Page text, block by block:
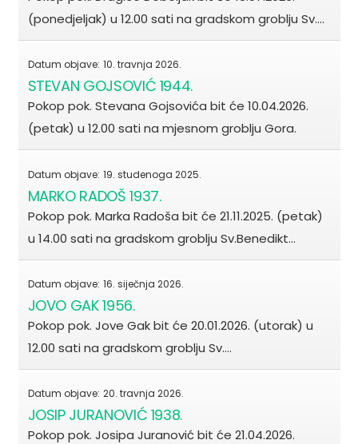
(ponedjeljak) u 12.00 sati na gradskom groblju Sv.…
Datum objave: 10. travnja 2026.
STEVAN GOJSOVIĆ 1944.
Pokop pok. Stevana Gojsovića bit će 10.04.2026.
(petak) u 12.00 sati na mjesnom groblju Gora.
Datum objave: 19. studenoga 2025.
MARKO RADOŠ 1937.
Pokop pok. Marka Radoša bit će 21.11.2025. (petak)
u 14.00 sati na gradskom groblju Sv.Benedikt…
Datum objave: 16. siječnja 2026.
JOVO GAK 1956.
Pokop pok. Jove Gak bit će 20.01.2026. (utorak) u
12.00 sati na gradskom groblju Sv.…
Datum objave: 20. travnja 2026.
JOSIP JURANOVIĆ 1938.
Pokop pok. Josipa Juranović bit će 21.04.2026.